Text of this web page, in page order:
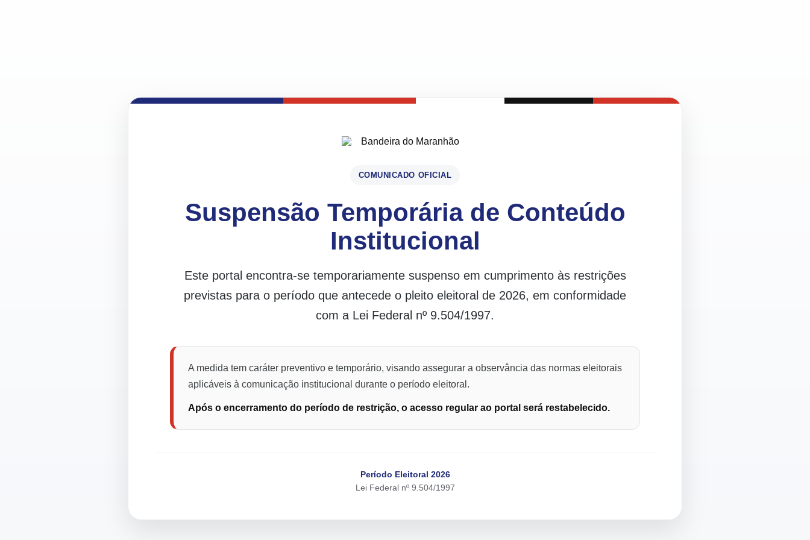
COMUNICADO OFICIAL
Suspensão Temporária de Conteúdo
Institucional
Este portal encontra-se temporariamente suspenso em cumprimento às restrições
previstas para o período que antecede o pleito eleitoral de 2026, em conformidade
com a Lei Federal nº 9.504/1997.
A medida tem caráter preventivo e temporário, visando assegurar a observância das normas eleitorais
aplicáveis à comunicação institucional durante o período eleitoral.
Após o encerramento do período de restrição, o acesso regular ao portal será restabelecido.
Período Eleitoral 2026
Lei Federal nº 9.504/1997